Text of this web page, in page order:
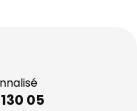
05